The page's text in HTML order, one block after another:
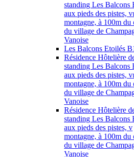
standing Les Balcons
aux pieds des pistes,
montagne, à 100m du
du village de
Vanoise
Les Balcons Etoilés
Résidence Hôtelière
standing Les Balcons
aux pieds des pistes,
montagne, à 100m du
du village de
Vanoise
Résidence Hôtelière
standing Les Balcons
aux pieds des pistes, v
montagne, à 100m du
du village de
Vanoise